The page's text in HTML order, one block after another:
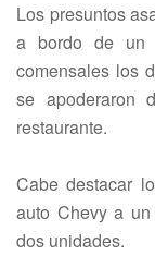
Los presuntos
a bordo de un
comensales los
se apoderaron
restaurante.
Cabe destacar
auto Chevy a
dos unidades.